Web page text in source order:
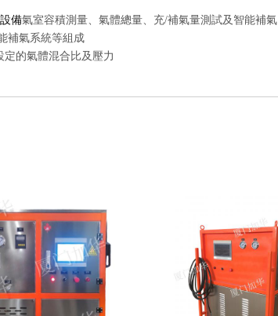
備氣室容積測量、氣體總量、充/補氣量測試及智能補氣
補氣系統等組成
的氣體混合比及壓力